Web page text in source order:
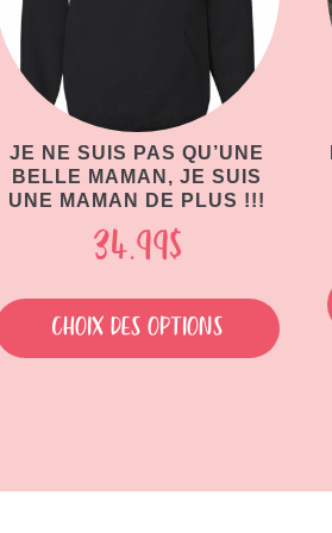
JE NE SUIS PAS QU’UNE
BELLE MAMAN, JE SUIS
UNE MAMAN DE PLUS !!!
34.99$
Choix des options
produit